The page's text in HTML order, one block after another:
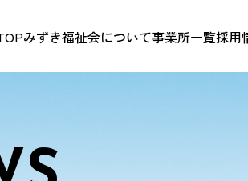
みずき福祉会について事業所一覧採用